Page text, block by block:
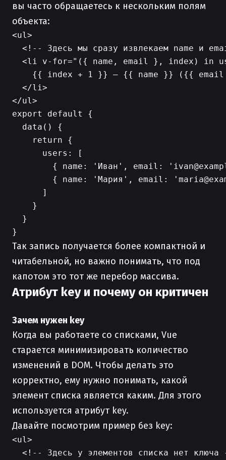
вы часто обращаетесь к нескольким полям
объекта:
<ul>
<!-- Здесь мы сразу извлекаем name и
<li v-for="({ name, email }, index) in
{{ index + 1 }} — {{ name }} ({{ email
  </li>
export default {
  data() {
    return {
      users: [
{ name: 'Иван', email:
{ name: 'Мария', email:
      ]
    }
  }
Так запись получается более компактной и
читабельной, но важно понимать, что под
капотом это тот же перебор массива.
Атрибут key и почему он критичен
Зачем нужен key
Когда вы работаете со списками, Vue
старается минимизировать количество
изменений в DOM. Чтобы делать это
корректно, ему нужно понимать, какой
элемент списка является каким. Для этого
используется атрибут key.
Давайте посмотрим пример без key:
<ul>
<!-- Здесь у элементов списка нет ключа